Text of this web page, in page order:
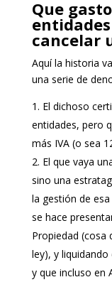
Que
cancelar
Aquí la historia
una serie de
El dichoso
entidades, pero
más IVA (o sea
El que vaya
sino una
la gestión de
se hace
Propiedad
ley), y
y que incluso en